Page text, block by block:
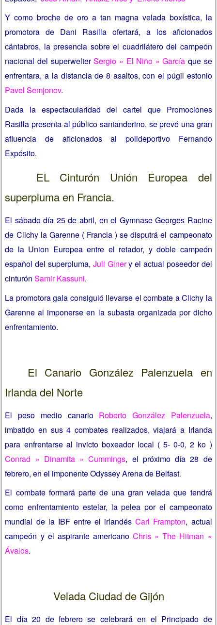
Y como broche de oro a tan magna velada boxística, la
promotora de Dani Rasilla ofertará, a los aficionados
cántabros, la presencia sobre el cuadrilátero del campeón
nacional del superwelterSergio » El Niño » García que se
enfrentara, a la distancia de 8 asaltos, con el púgil estonio
Pavel Semjonov.
Dada la espectacularidad del cartel que Promociones
Rasilla presenta al público santanderino, se prevé una gran
afluencia de aficionados al polideportivo Fernando
Expósito.
EL Cinturón Unión Europea del
superpluma en Francia.
El sábado día 25 de abril, en el Gymnase Georges Racine
de Clichy la Garenne ( Francia ) se disputrá el campeonato
de la Union Europea entre el retador, y doble campeón
español del superpluma, Juli Ginery el actual poseedor del
cinturónSamir Kassuni.
La promotora gala consiguió llevarse el combate a Clichy la
Garenne al imponerse en la subasta organizada por dicho
enfrentamiento.
El Canario González Palenzuela en
Irlanda del Norte
El peso medio canario Roberto González Palenzuela,
imbatido en sus 4 combates realizados, viajará a Irlanda
para enfrentarse al invicto boxeador local ( 5- 0-0, 2 ko )
Conrad » Dinamita » Cummings, el próximo día 28 de
febrero, en el imponente Odyssey Arena de Belfast.
El combate formará parte de una gran velada que tendrá
como enfrentamiento estelar, la pelea por el campeonato
mundial de la IBF entre el irlandésCarl Frampton, actual
campeón y el aspirante americanoChris » The Hitman »
Ávalos.
Velada Ciudad de Gijón
El día 20 de febrero se celebrará en el Principado de